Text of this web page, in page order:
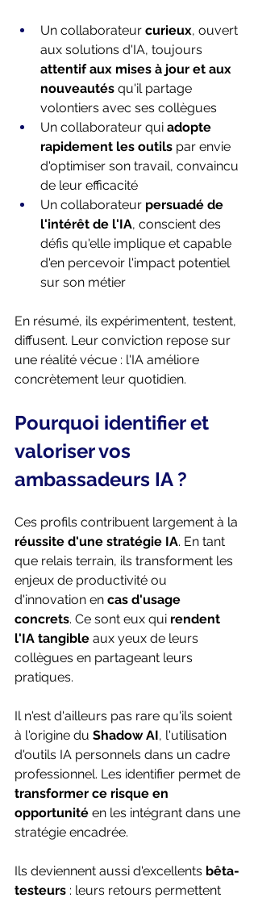
Un collaborateur curieux, ouvert
aux solutions d'IA, toujours
attentif aux mises à jour et aux
nouveautés qu'il partage
volontiers avec ses collègues
Un collaborateur qui adopte
rapidement les outils par envie
d'optimiser son travail, convaincu
de leur efficacité
Un collaborateur persuadé de
l'intérêt de l'IA, conscient des
défis qu'elle implique et capable
d'en percevoir l'impact potentiel
sur son métier
En résumé, ils expérimentent, testent,
diffusent. Leur conviction repose sur
une réalité vécue : l'IA améliore
concrètement leur quotidien.
Pourquoi identifier et
valoriser vos
ambassadeurs IA ?
Ces profils contribuent largement à la
réussite d'une stratégie IA. En tant
que relais terrain, ils transforment les
enjeux de productivité ou
d'innovation en cas d'usage
concrets. Ce sont eux qui rendent
l'IA tangible aux yeux de leurs
collègues en partageant leurs
pratiques.
Il n'est d'ailleurs pas rare qu'ils soient
à l'origine du Shadow AI, l'utilisation
d'outils IA personnels dans un cadre
professionnel. Les identifier permet de
transformer ce risque en
opportunité en les intégrant dans une
stratégie encadrée.
Ils deviennent aussi d'excellents bêta-
testeurs : leurs retours permettent